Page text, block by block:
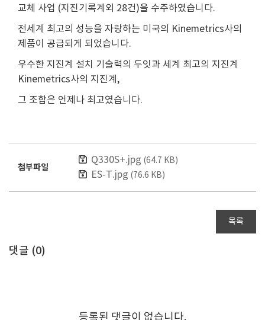
교체 사업 (지진기록계외 28건)을 수주하였습니다.
전세계 최고의 성능을 자랑하는 미국의 Kinemetrics사의
제품이 공급되게 되었습니다.
우수한 지진계 설치 기술력의 두잇과 세계 최고의 지진계
Kinemetrics사의 지진계,
그 조합은 언제나 최고였습니다.
첨부파일
Q330S+.jpg (64.7 KB)
ES-T.jpg (76.6 KB)
목록
댓글 (0)
등록된 댓글이 없습니다.